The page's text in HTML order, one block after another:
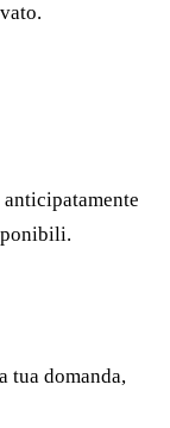
tua domanda,